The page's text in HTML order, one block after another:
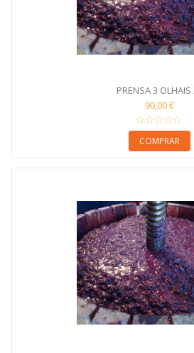
PRENSA 3 OLHAIS
90,00 €
COMPRAR